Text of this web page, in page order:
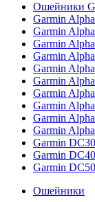
Ошейники
Garmin
Garmin
Garmin
Garmin
Garmin
Garmin
Garmin
Garmin
Garmin
Garmin
Garmin DC30
Garmin DC40
Garmin DC50
Ошейники